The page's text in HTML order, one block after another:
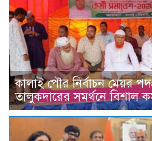
কালাই পৌর নির্বাচন মেয়র
তালুকদারের সমর্থনে বিশাল